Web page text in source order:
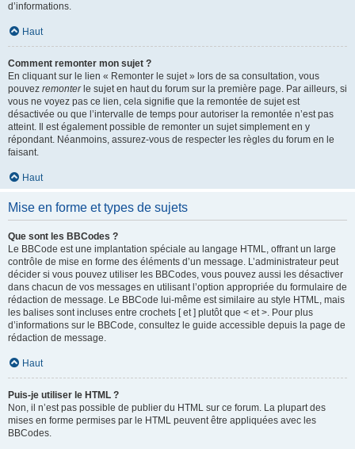
d’informations.
Haut
Comment remonter mon sujet ?
En cliquant sur le lien « Remonter le sujet » lors de sa consultation, vous
pouvez remonterle sujet en haut du forum sur la première page. Par ailleurs, si
vous ne voyez pas ce lien, cela signifie que la remontée de sujet est
désactivée ou que l’intervalle de temps pour autoriser la remontée n’est pas
atteint. Il est également possible de remonter un sujet simplement en y
répondant. Néanmoins, assurez-vous de respecter les règles du forum en le
faisant.
Haut
Mise en forme et types de sujets
Que sont les BBCodes ?
Le BBCode est une implantation spéciale au langage HTML, offrant un large
contrôle de mise en forme des éléments d’un message. L’administrateur peut
décider si vous pouvez utiliser les BBCodes, vous pouvez aussi les désactiver
dans chacun de vos messages en utilisant l’option appropriée du formulaire de
rédaction de message. Le BBCode lui-même est similaire au style HTML, mais
les balises sont incluses entre crochets [ et ] plutôt que < et >. Pour plus
d’informations sur le BBCode, consultez le guide accessible depuis la page de
rédaction de message.
Haut
Puis-je utiliser le HTML ?
Non, il n’est pas possible de publier du HTML sur ce forum. La plupart des
mises en forme permises par le HTML peuvent être appliquées avec les
BBCodes.